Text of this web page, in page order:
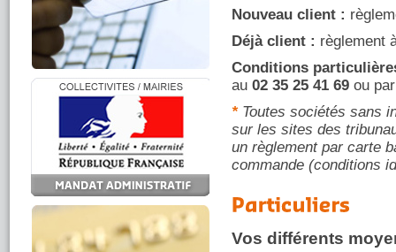
Nouveau client :
Déjà client : règlement
Conditions
au 02 35 25 41 69 ou
*Toutes sociétés sans
sur les sites des
un règlement par carte
commande (conditions
Vos différents